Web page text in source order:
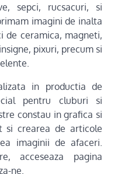
sepci, rucsacuri, si
imagini de inalta
de ceramica, magneti,
pixuri, precum si
in productia de
pentru cluburi si
constau in grafica si
si crearea de articole
imaginii de afaceri.
acceseaza pagina
ne.